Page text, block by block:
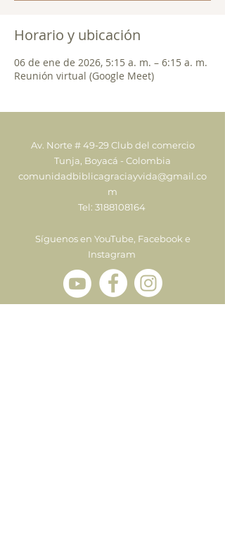
Horario y ubicación
06 de ene de 2026, 5:15 a. m. – 6:15 a. m.
Reunión virtual (Google Meet)
Av. Norte # 49-29 Club del comercio
Tunja, Boyacá - Colombia
comunidadbiblicagraciayvida@gmail.co
m
Tel: 3188108164
Síguenos en YouTube, Facebook e
Instagram